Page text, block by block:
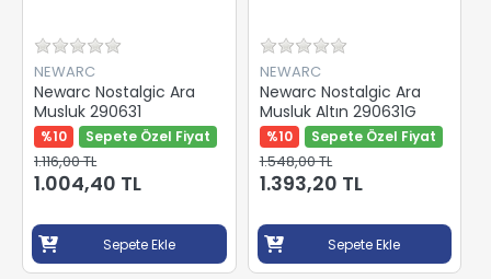
NEWARC
Newarc Nostalgic Ara
Musluk 290631
%10 Sepete Özel Fiyat
1.116,00 TL
1.004,40 TL
Sepete Ekle
NEWARC
Newarc Nostalgic Ara
Musluk Altın 290631G
%10 Sepete Özel Fiyat
1.548,00 TL
1.393,20 TL
Sepete Ekle